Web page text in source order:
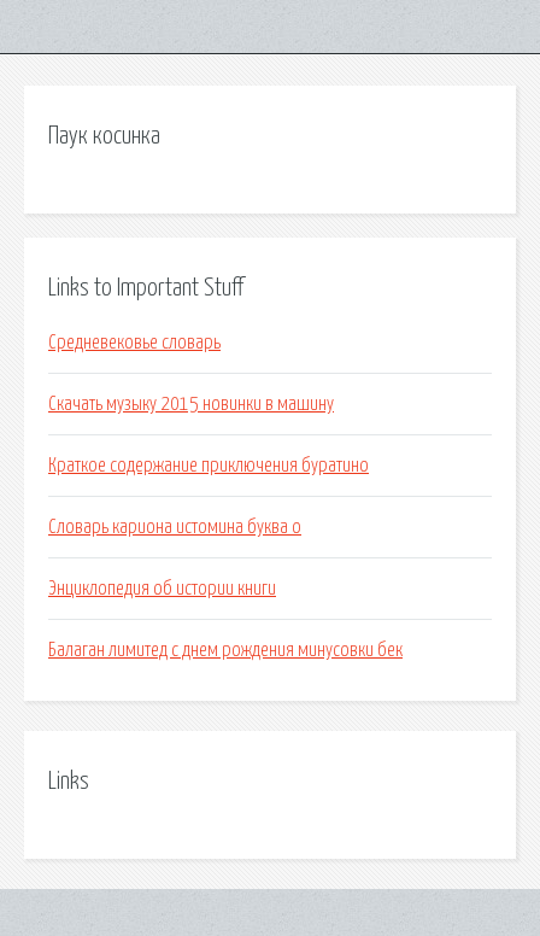
Паук косинка
Links to Important Stuff
Средневековье словарь
Скачать музыку 2015 новинки в машину
Краткое содержание приключения буратино
Словарь кариона истомина буква о
Энциклопедия об истории книги
Балаган лимитед с днем рождения минусовки бек
Links